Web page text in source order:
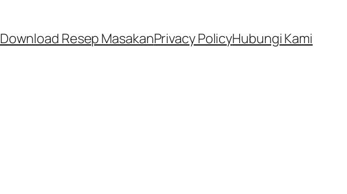
Download Resep MasakanPrivacy PolicyHubungi Kami